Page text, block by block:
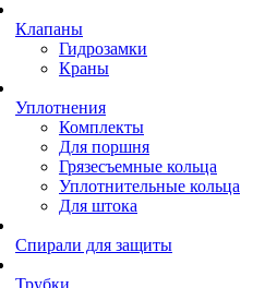
Клапаны
Гидрозамки
Краны
Уплотнения
Комплекты
Для поршня
Грязесъемные кольца
Уплотнительные кольца
Для штока
Спирали для защиты
Трубки